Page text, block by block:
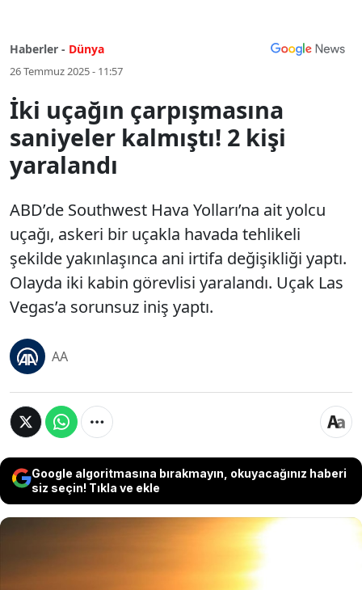
Haberler - Dünya
26 Temmuz 2025 - 11:57
İki uçağın çarpışmasına
saniyeler kalmıştı! 2 kişi
yaralandı
ABD’de Southwest Hava Yolları’na ait yolcu
uçağı, askeri bir uçakla havada tehlikeli
şekilde yakınlaşınca ani irtifa değişikliği yaptı.
Olayda iki kabin görevlisi yaralandı. Uçak Las
Vegas’a sorunsuz iniş yaptı.
AA
Google algoritmasına bırakmayın, okuyacağınız haberi
siz seçin! Tıkla ve ekle
ABD’de Southwest Hava Yolları’na ait yolcu